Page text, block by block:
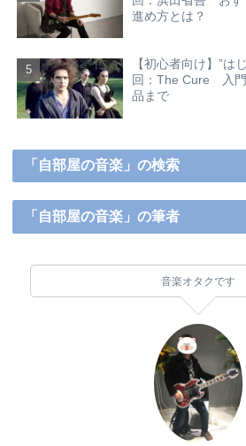
進め方とは？
【初心者向け】”は
回：The Cure 入
品まで
「自部屋の音楽」の検索
「自部屋の音楽」の筆者
音楽オタクです